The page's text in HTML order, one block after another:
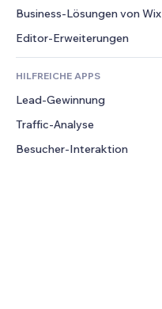
Speisen & Getränke
News
Banner & Abzeichen
Taschenrechner
Suche
Wetter
Diagramme & Tabellen
Telefon
Community
Bewertungen und Feedback
CRM
Business-Lösungen von Wix
Editor-Erweiterungen
HILFREICHE APPS
Lead-Gewinnung
Traffic-Analyse
Besucher-Interaktion